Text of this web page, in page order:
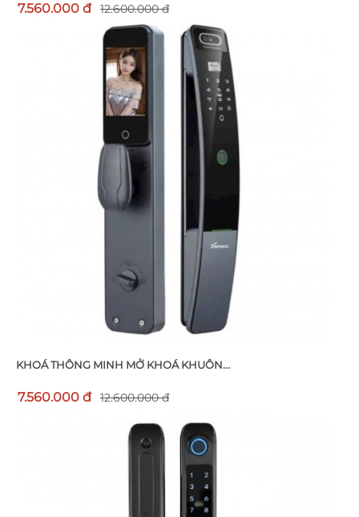
7.560.000 đ 12.600.000 đ
KHOÁ THÔNG MINH MỞ KHOÁ KHUÔN...
7.560.000 đ 12.600.000 đ